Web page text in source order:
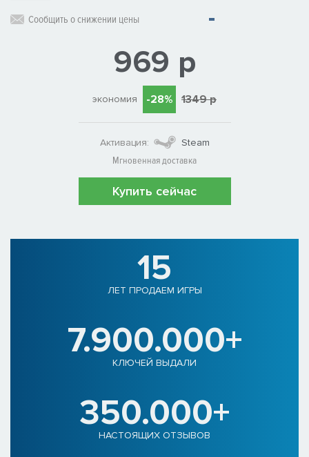
Сообщить о снижении цены
969 р
экономия -28% 1349 р
Активация:
Steam
Мгновенная доставка
Купить сейчас
15
ЛЕТ ПРОДАЕМ ИГРЫ
7.900.000+
КЛЮЧЕЙ ВЫДАЛИ
350.000+
НАСТОЯЩИХ ОТЗЫВОВ